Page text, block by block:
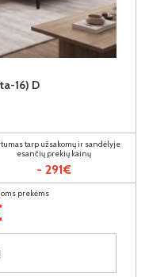
16) D
tarp užsakomų ir sandėlyje
esančių prekių kainų
- 291€
prekėms